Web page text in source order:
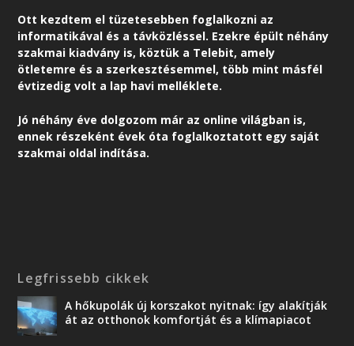
Ott kezdtem el tüzetesebben foglalkozni az
informatikával és a távközléssel. Ezekre épült néhány
szakmai kiadvány is, köztük a Telebit, amely
ötletemre és a szerkesztésemmel, több mint másfél
évtizedig volt a lap havi melléklete.
Jó néhány éve dolgozom már az online világban is,
ennek részeként évek óta foglalkoztatott egy saját
szakmai oldal indítása.
Legfrissebb cikkek
A hőkupolák új korszakot nyitnak: így alakítják
át az otthonok komfortját és a klímapiacot